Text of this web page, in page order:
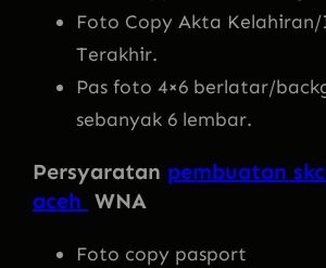
Foto Copy Akta
Terakhir.
Pas foto 4×6 berlatar/
sebanyak 6 lembar.
Persyaratan pembuatan
aceh WNA
Foto copy pasport